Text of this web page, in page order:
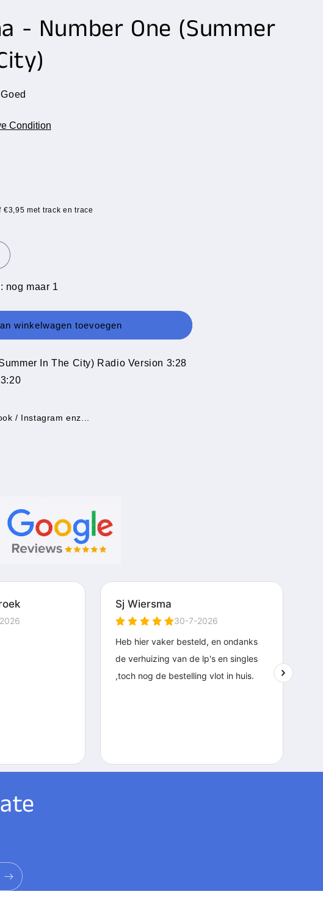
- Number One (Summer
Condition
€3,95 met track en trace
nog maar 1
winkelwagen toevoegen
In The City) Radio Version 3:28
/ Instagram enz...